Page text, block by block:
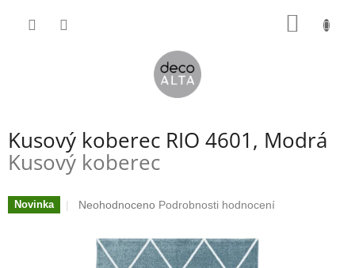
Kusový koberec RIO 4601, Modrá
Kusový koberec
Novinka
Průměrné
Neohodnoceno Podrobnosti hodnocení